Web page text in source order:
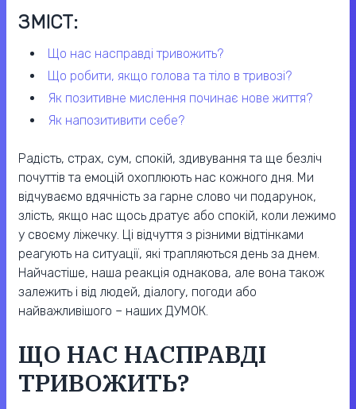
ЗМІСТ:
що нас насправді тривожить?
що робити, якщо голова та тіло в тривозі?
як позитивне мислення починає нове життя?
як напозитивити себе?
Радість, страх, сум, спокій, здивування та ще безліч
почуттів та емоцій охоплюють нас кожного дня. Ми
відчуваємо вдячність за гарне слово чи подарунок,
злість, якщо нас щось дратує або спокій, коли лежимо
у своєму ліжечку. Ці відчуття з різними відтінками
реагують на ситуації, які трапляються день за днем.
Найчастіше, наша реакція однакова, але вона також
залежить і від людей, діалогу, погоди або
найважливішого – наших ДУМОК.
ЩО НАС НАСПРАВДІ
ТРИВОЖИТЬ?